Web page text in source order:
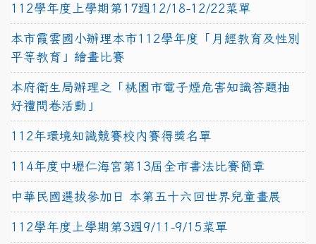
112學年度上學期第17週12/18-12/22菜單
本市霞雲國小辦理本市112學年度「月經教育及性別
平等教育」繪畫比賽
本府衛生局辦理之「桃園市電子煙危害知識答題抽
好禮問卷活動」
112年環境知識競賽校內賽得獎名單
114年度中壢仁海宮第13屆全市書法比賽簡章
中華民國選拔參加日 本第五十六回世界兒童畫展
112學年度上學期第3週9/11-9/15菜單